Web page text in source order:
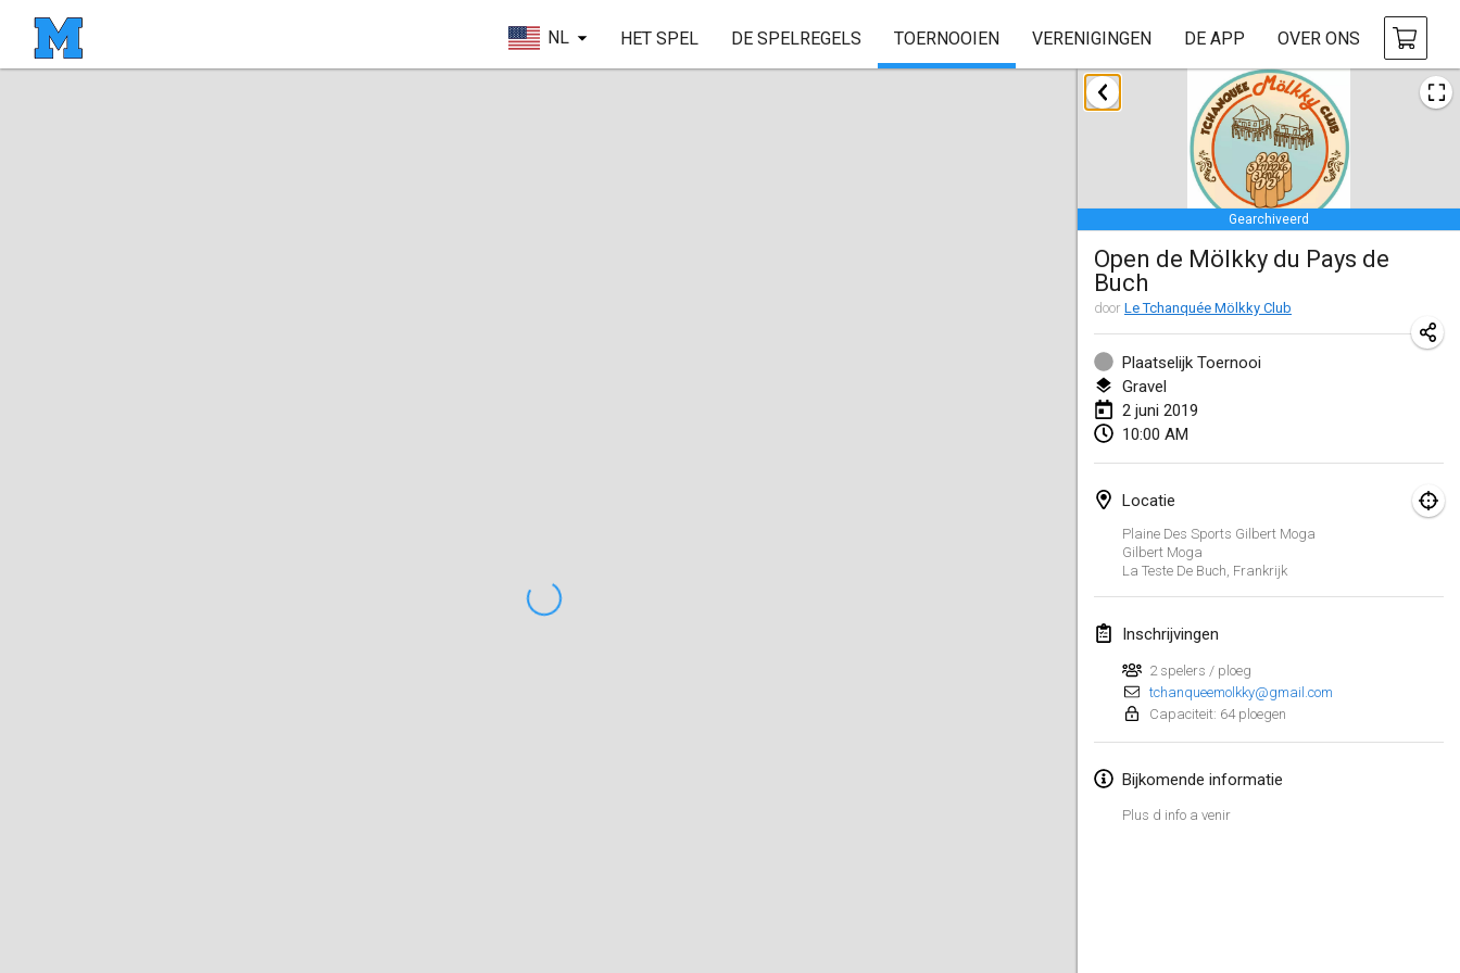
NL HET SPEL DE SPELREGELS TOERNOOIEN VERENIGINGEN DE APP OVER ONS
Gearchiveerd
Open de Mölkky du Pays de
Buch
door Le Tchanquée Mölkky Club
Plaatselijk Toernooi
Gravel
2 juni 2019
10:00 AM
Locatie
Plaine Des Sports Gilbert Moga
Gilbert Moga
La Teste De Buch Frankrijk
Inschrijvingen
2 spelers / ploeg
tchanqueemolkky@gmail.com
Capaciteit: 64 ploegen
Bijkomende informatie
Plus d info a venir
januari 2019
New Year's Throw Mölkky
1 jan. 2019| Tsjechië
Tournoi Mixte ASPTTOM
20 jan. 2019|Frankrijk
Tournoi d'Hiver
26 jan. 2019|Frankrijk
Liekki Cup
26 jan. 2019
Tournoi de Mölkky - Lesfous Dubâtonvaigeois
februari 2019
Kotka Mölkky Open Indoor
Lumi Mölkky
9 feb. 2019|Finland
9 feb. 2019|Frankrijk